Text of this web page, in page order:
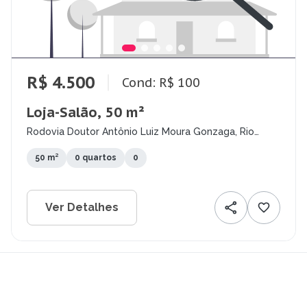
R$ 4.500 Cond: R$ 100
Loja-Salão, 50 m²
Rodovia Doutor Antônio Luiz Moura Gonzaga, Rio
50 m² 0 quartos 0
Ver Detalhes